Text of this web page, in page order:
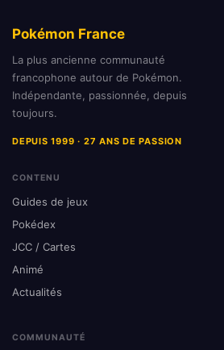
Pokémon France
La plus ancienne communauté
francophone autour de Pokémon.
Indépendante, passionnée, depuis
toujours.
DEPUIS 1999 · 27 ANS DE PASSION
CONTENU
Guides de jeux
Pokédex
JCC / Cartes
Animé
Actualités
COMMUNAUTÉ